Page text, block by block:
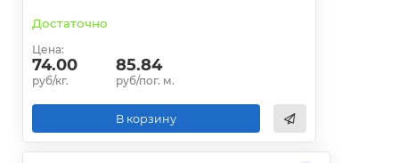
Достаточно
Цена:
74.00
руб/кг.
85.84
руб/пог. м.
В корзину